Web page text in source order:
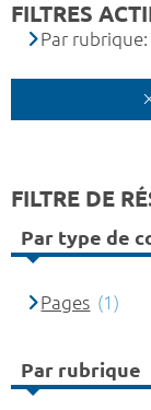
FILTRES
Par
FILTRE DE
Par type de
Pages (1)
Par rubrique